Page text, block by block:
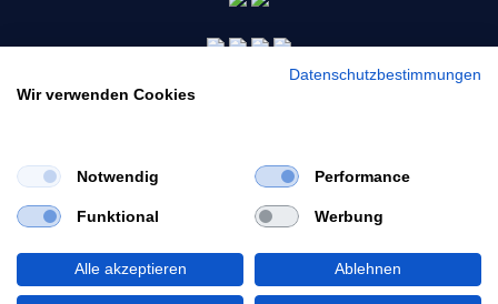
Would you like to view our site in English?
Switch to English
© 2026 Morgenmarkt.de GmbH. Alle Rechte vorbehalten.
Datenschutzbestimmungen
Wir verwenden Cookies
Notwendig Performance
Funktional Werbung
Alle akzeptieren Ablehnen